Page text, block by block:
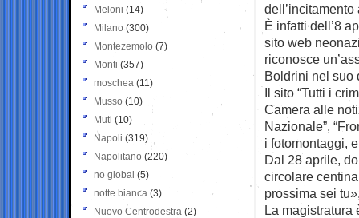
È infatti dell’8
sito web
riconosce
Boldrini nel suo
Il sito “Tutti i
Camera alle
Nazionale”,
i fotomontaggi,
Dal 28 aprile,
circolare
prossima sei
La magistratura
Meloni (14)
Milano (300)
Montezemolo (7)
Monti (357)
moschea (11)
Musso (10)
Muti (10)
Napoli (319)
Napolitano (220)
no global (5)
notte bianca (3)
Nuovo Centrodestra (2)